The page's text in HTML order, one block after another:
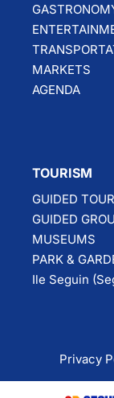
MARKETS
AGENDA
TOURISM
GUIDED
GUIDED
MUSEUMS
PARK &
Ile Seguin
Privacy